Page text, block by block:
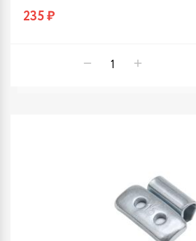
235 ₽